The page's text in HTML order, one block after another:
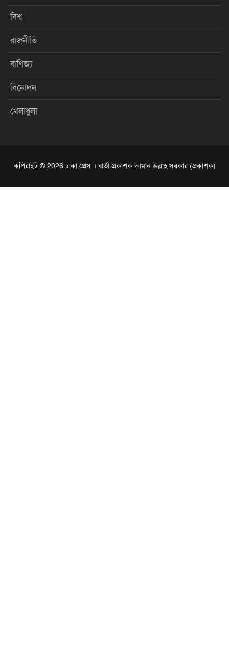
বিশ্ব
রাজনীতি
বাণিজ্য
বিনোদন
খেলাধুলা
কপিরাইট © 2026 ঢাকা প্রেস । বার্তা প্রকাশক আমান উল্লাহ সরকার (প্রকাশক)